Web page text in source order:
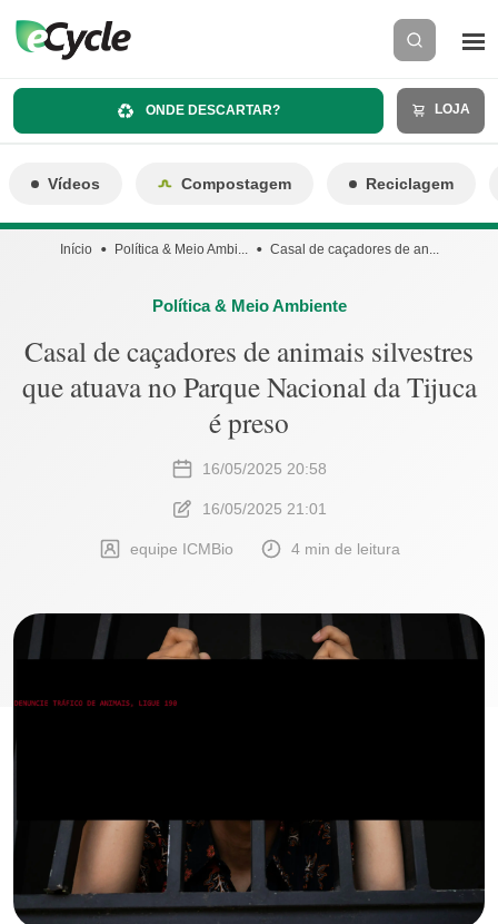
ONDE DESCARTAR? LOJA
Vídeos Compostagem Reciclagem
Início Política & Meio Ambi... Casal de caçadores de an...
Política & Meio Ambiente
Casal de caçadores de animais silvestres
que atuava no Parque Nacional da Tijuca
é preso
16/05/2025 20:58
16/05/2025 21:01
equipe ICMBio 4 min de leitura